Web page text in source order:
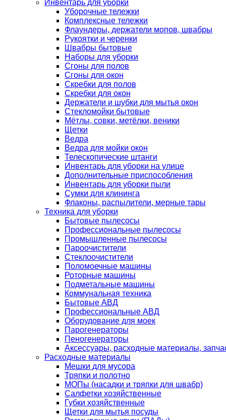
Инвентарь для уборки
Уборочные тележки
Комплексные тележки
Флаундеры, держатели мопов, швабры
Рукоятки и черенки
Швабры бытовые
Наборы для уборки
Сгоны для полов
Сгоны для окон
Скребки для полов
Скребки для окон
Держатели и шубки для мытья окон
Стекломойки бытовые
Мётлы, совки, метёлки, веники
Щетки
Ведра
Ведра для мойки окон
Телескопические штанги
Инвентарь для уборки на улице
Дополнительные приспособления
Инвентарь для уборки пыли
Сумки для клининга
Флаконы, распылители, мерные тары
Техника для уборки
Бытовые пылесосы
Профессиональные пылесосы
Промышленные пылесосы
Пароочистители
Стеклоочистители
Поломоечные машины
Роторные машины
Подметальные машины
Коммунальная техника
Бытовые АВД
Профессиональные АВД
Оборудование для моек
Парогенераторы
Пеногенераторы
Аксессуары, расходные материалы,
Расходные материалы
Мешки для мусора
Тряпки и полотно
МОПы (насадки и тряпки для швабр)
Салфетки хозяйственные
Губки хозяйственные
Щетки для мытья посуды